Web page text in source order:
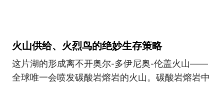
火山供给、火烈鸟的绝妙生存策略
这片湖的形成离不开奥尔-多伊尼奥-伦盖火山——
全球唯一会喷发碳酸岩熔岩的火山。碳酸岩熔岩中